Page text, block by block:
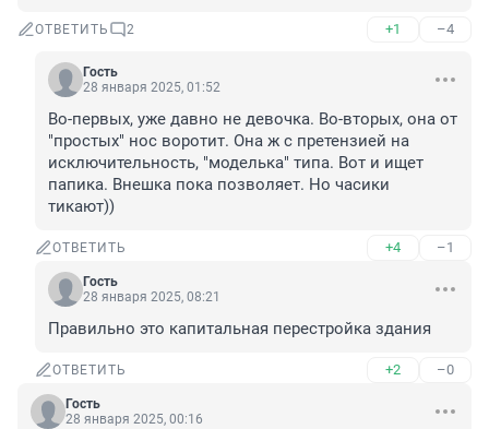
ОТВЕТИТЬ 2 +1 –4
Гость
28 января 2025, 01:52
Во-первых, уже давно не девочка. Во-вторых, она от
"простых" нос воротит. Она ж с претензией на
исключительность, "моделька" типа. Вот и ищет
папика. Внешка пока позволяет. Но часики
тикают))
ОТВЕТИТЬ +4 –1
Гость
28 января 2025, 08:21
Правильно это капитальная перестройка здания
ОТВЕТИТЬ +2 –0
Гость
28 января 2025, 00:16